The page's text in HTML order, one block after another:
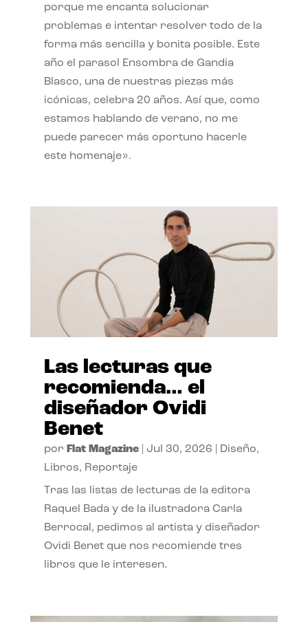
porque me encanta solucionar
problemas e intentar resolver todo de la
forma más sencilla y bonita posible. Este
año el parasol Ensombra de Gandia
Blasco, una de nuestras piezas más
icónicas, celebra 20 años. Así que, como
estamos hablando de verano, no me
puede parecer más oportuno hacerle
este homenaje».
Las lecturas que
recomienda… el
diseñador Ovidi
Benet
por Flat Magazine| Jul 30, 2026 Diseño,
Libros, Reportaje
Tras las listas de lecturas de la editora
Raquel Bada y de la ilustradora Carla
Berrocal, pedimos al artista y diseñador
Ovidi Benet que nos recomiende tres
libros que le interesen.